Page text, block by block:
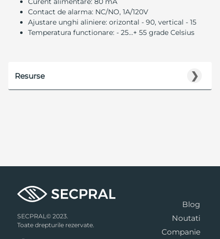
Contact de alarma: NC/NO, 1A/120V
Ajustare unghi aliniere: orizontal - 90, vertical - 15
Temperatura functionare: - 25...+ 55 grade Celsius
❯
Resurse
SECPRAL© 2023.
Toate drepturile rezervate.
Blog
Noutati
Companie